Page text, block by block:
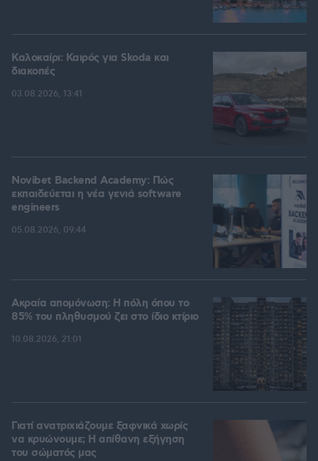
Καλοκαίρι: Καιρός για Skoda και
διακοπές
03.08.2026, 13:41
Novibet Backend Academy: Πώς
εκπαιδεύεται η νέα γενιά software
engineers
05.08.2026, 09:44
Ακραία απομόνωση: Η πόλη όπου το
85% του πληθυσμού ζει στο ίδιο κτίριο
10.08.2026, 21:01
Γιατί ανατριχιάζουμε ξαφνικά χωρίς
να κρυώνουμε; Η απίθανη εξήγηση
του σώματός μας